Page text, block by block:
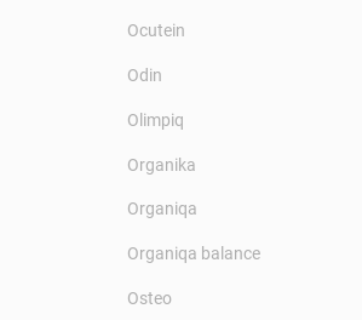
Ocutein
Odin
Olimpiq
Organika
Organiqa
Organiqa balance
Osteo